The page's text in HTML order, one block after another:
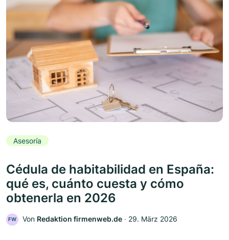
Asesoría
Cédula de habitabilidad en España:
qué es, cuánto cuesta y cómo
obtenerla en 2026
FW Von Redaktion firmenweb.de ‧ 29. März 2026